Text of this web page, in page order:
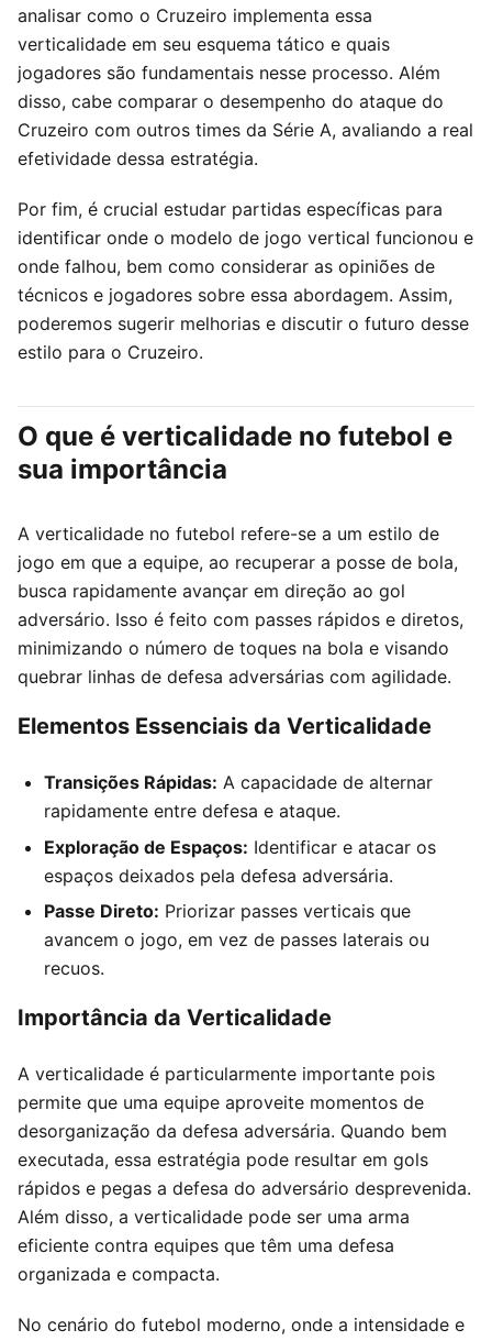
analisar como o Cruzeiro implementa essa
verticalidade em seu esquema tático e quais
jogadores são fundamentais nesse processo. Além
disso, cabe comparar o desempenho do ataque do
Cruzeiro com outros times da Série A, avaliando a real
efetividade dessa estratégia.
Por fim, é crucial estudar partidas específicas para
identificar onde o modelo de jogo vertical funcionou e
onde falhou, bem como considerar as opiniões de
técnicos e jogadores sobre essa abordagem. Assim,
poderemos sugerir melhorias e discutir o futuro desse
estilo para o Cruzeiro.
O que é verticalidade no futebol e
sua importância
A verticalidade no futebol refere-se a um estilo de
jogo em que a equipe, ao recuperar a posse de bola,
busca rapidamente avançar em direção ao gol
adversário. Isso é feito com passes rápidos e diretos,
minimizando o número de toques na bola e visando
quebrar linhas de defesa adversárias com agilidade.
Elementos Essenciais da Verticalidade
Transições Rápidas: A capacidade de alternar
rapidamente entre defesa e ataque.
Exploração de Espaços: Identificar e atacar os
espaços deixados pela defesa adversária.
Passe Direto: Priorizar passes verticais que
avancem o jogo, em vez de passes laterais ou
recuos.
Importância da Verticalidade
A verticalidade é particularmente importante pois
permite que uma equipe aproveite momentos de
desorganização da defesa adversária. Quando bem
executada, essa estratégia pode resultar em gols
rápidos e pegas a defesa do adversário desprevenida.
Além disso, a verticalidade pode ser uma arma
eficiente contra equipes que têm uma defesa
organizada e compacta.
No cenário do futebol moderno, onde a intensidade e